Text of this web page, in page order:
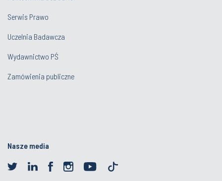
Serwis Prawo
Uczelnia Badawcza
Wydawnictwo PŚ
Zamówienia publiczne
Nasze media